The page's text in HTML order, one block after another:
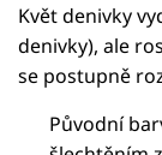
Květ denivky
denivky), ale
se postupně
Původní